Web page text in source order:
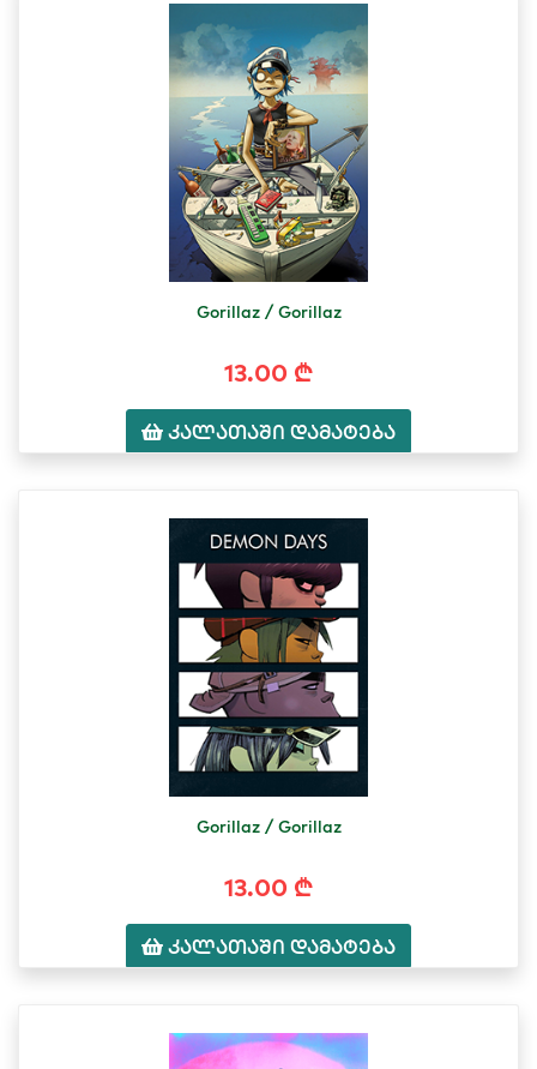
Gorillaz / Gorillaz
13.00 ₾
კალათაში დამატება
Gorillaz / Gorillaz
13.00 ₾
კალათაში დამატება